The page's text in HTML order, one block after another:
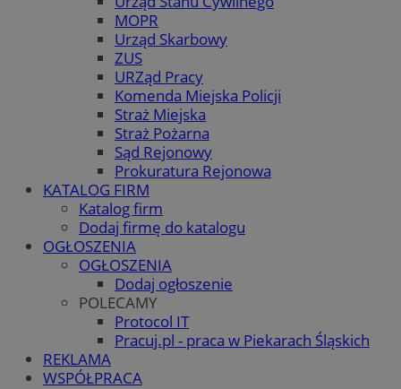
MOPR
Urząd Skarbowy
ZUS
URZąd Pracy
Komenda Miejska Policji
Straż Miejska
Straż Pożarna
Sąd Rejonowy
Prokuratura Rejonowa
KATALOG FIRM
Katalog firm
Dodaj firmę do katalogu
OGŁOSZENIA
OGŁOSZENIA
Dodaj ogłoszenie
POLECAMY
Protocol IT
Pracuj.pl - praca w Piekarach Śląskich
REKLAMA
WSPÓŁPRACA